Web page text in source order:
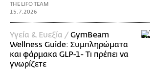
THE LIFO TEAM
15.7.2026
Υγεία & Ευεξία /GymBeam
Wellness Guide: Συμπληρώματα
και φάρμακα GLP-1- Τι πρέπει να
γνωρίζετε